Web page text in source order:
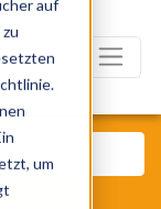
auf
um
Zelte, Bands,